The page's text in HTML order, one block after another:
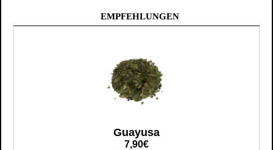
EMPFEHLUNGEN
Guayusa
7,90€